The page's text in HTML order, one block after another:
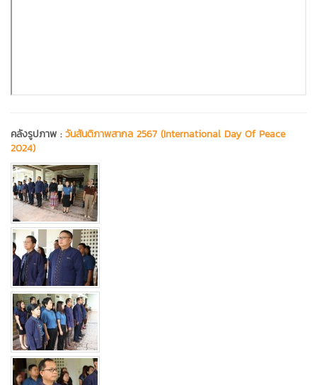
คลังรูปภาพ :วันสันติภาพสากล 2567 (International Day Of Peace
2024)